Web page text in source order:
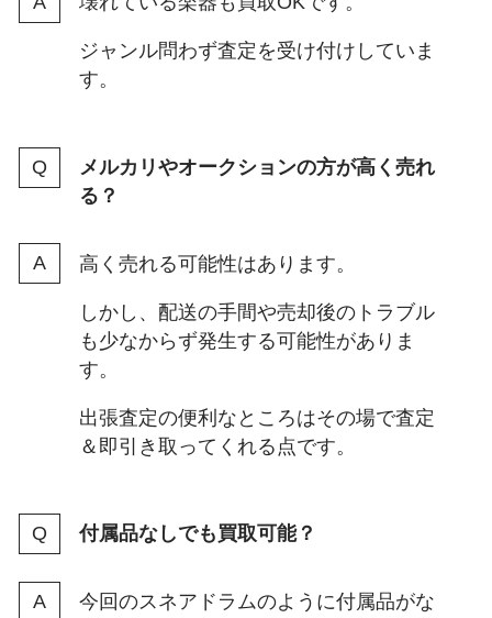
ジャンル問わず査定を受け付けしていま
す。
メルカリやオークションの方が高く売れ
る？
高く売れる可能性はあります。
しかし、配送の手間や売却後のトラブル
も少なからず発生する可能性がありま
す。
出張査定の便利なところはその場で査定
＆即引き取ってくれる点です。
付属品なしでも買取可能？
今回のスネアドラムのように付属品がな